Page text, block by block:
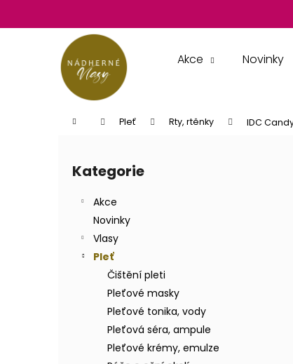
obsah
Akce Novinky
Domů Pleť Rty, rtěnky IDC
Přeskočit
kategorie
Kategorie
Akce
Novinky
Vlasy
Pleť
Čištění pleti
Pleťové masky
Pleťové tonika, vody
Pleťová séra, ampule
Pleťové krémy, emulze
o
obchodu
obchodu
BODY BY SIMONA BANÁN ORGANICKÉ
RUČNĚ VYRÁBĚNÉ BAMBUCKÉ MÁSLO
200ML
749 Kč